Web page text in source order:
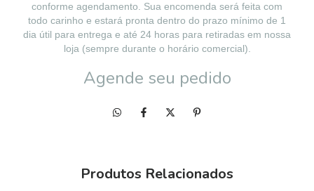
conforme agendamento. Sua encomenda será feita com
todo carinho e estará pronta dentro do prazo mínimo de 1
dia útil para entrega e até 24 horas para retiradas em nossa
loja (sempre durante o horário comercial).
Agende seu pedido
Produtos Relacionados